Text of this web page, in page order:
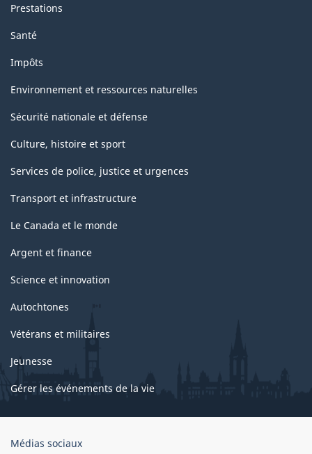
Prestations
Santé
Impôts
Environnement et ressources naturelles
Sécurité nationale et défense
Culture, histoire et sport
Services de police, justice et urgences
Transport et infrastructure
Le Canada et le monde
Argent et finance
Science et innovation
Autochtones
Vétérans et militaires
Jeunesse
Gérer les événements de la vie
Organisation
Médias sociaux